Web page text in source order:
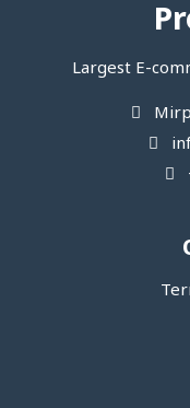
Largest E-